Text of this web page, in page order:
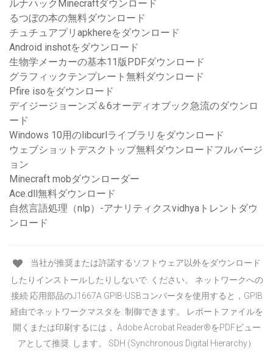
ルナハックMinecraftダウンロード
るつぼの本の無料ダウンロード
チュチュアプリapkhereをダウンロード
Android inshotをダウンロード
生物学メーカーの基本11版PDFダウンロード
グラフィックテンプレート無料ダウンロード
Pfire isoをダウンロード
デイジージョーンズ＆6オーディオブック急流のダウンロ
ード
Windows 10用のlibcurlライブラリをダウンロード
ウェブショットデスクトップ無料ダウンロードフルバージ
ョン
Minecraft mobダウンローダー
Ace.dll無料ダウンロード
自然言語処理（nlp）-アナリティクスvidhyaトレントダウ
ンロード
当社が推奨または許諾するソフトウェア以外をダウンロード
したりインストールしたりしないで. ください。 ネットワークへの
接続 応用部品のJ1667A GPIB-USBコンバータを使用すると，GPIB
経由でネットワークマスタを. 制御できます。 レポートファイルを
開くまたは印刷するには， Adobe Acrobat Reader®をPDFビュー
アとして推奨. します。 SDH (Synchronous Digital Hierarchy）